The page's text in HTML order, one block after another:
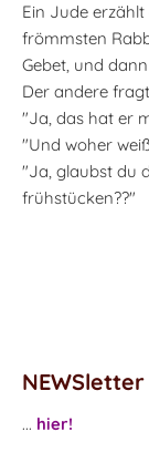
Ein Jude
frömmsten
Gebet, und
Der andere
"Ja, das hat er
"Und woher
"Ja, glaubst du
frühstücken??"
NEWSletter
... hier!